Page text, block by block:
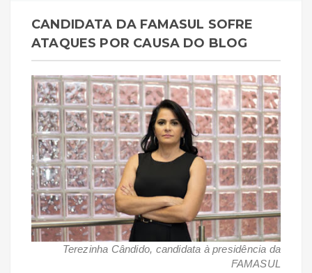
CANDIDATA DA FAMASUL SOFRE
ATAQUES POR CAUSA DO BLOG
Terezinha Cândido, candidata à presidência da
FAMASUL